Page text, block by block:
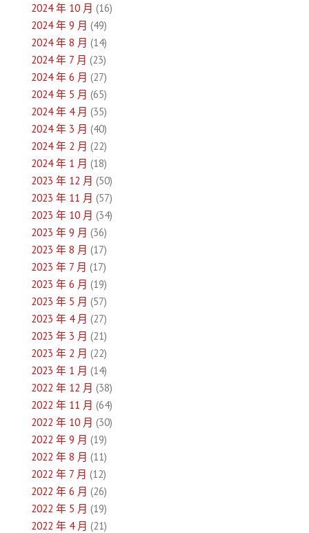
2024 年 10 月 (16)
2024 年 9 月 (49)
2024 年 8 月 (14)
2024 年 7 月 (23)
2024 年 6 月 (27)
2024 年 5 月 (65)
2024 年 4 月 (35)
2024 年 3 月 (40)
2024 年 2 月 (22)
2024 年 1 月 (18)
2023 年 12 月 (50)
2023 年 11 月 (57)
2023 年 10 月 (34)
2023 年 9 月 (36)
2023 年 8 月 (17)
2023 年 7 月 (17)
2023 年 6 月 (19)
2023 年 5 月 (57)
2023 年 4 月 (27)
2023 年 3 月 (21)
2023 年 2 月 (22)
2023 年 1 月 (14)
2022 年 12 月 (38)
2022 年 11 月 (64)
2022 年 10 月 (30)
2022 年 9 月 (19)
2022 年 8 月 (11)
2022 年 7 月 (12)
2022 年 6 月 (26)
2022 年 5 月 (19)
2022 年 4 月 (21)